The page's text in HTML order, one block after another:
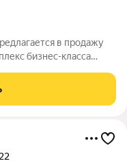
в продажу
бизнес-класса
45,7 кв. м.